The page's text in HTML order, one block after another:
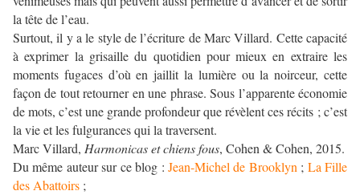
la tête de l’eau.
Surtout, il y a le style de l’écriture de Marc Villard. Cette capacité
à exprimer la grisaille du quotidien pour mieux en extraire les
moments fugaces d’où en jaillit la lumière ou la noirceur, cette
façon de tout retourner en une phrase. Sous l’apparente économie
de mots, c’est une grande profondeur que révèlent ces récits ; c’est
la vie et les fulgurances qui la traversent.
Marc Villard, Harmonicas et chiens fous, Cohen & Cohen, 2015.
Du même auteur sur ce blog : Jean-Michel de Brooklyn ; La Fille
des Abattoirs ;